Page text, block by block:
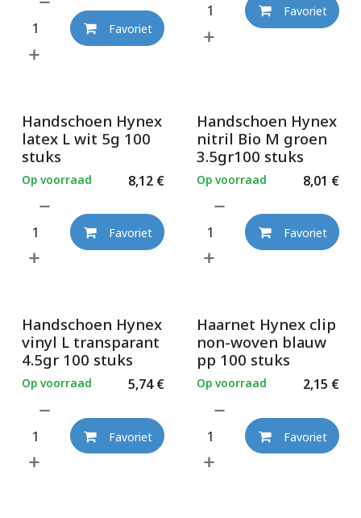
Favoriet
Favoriet
Handschoen Hynex
latex L wit 5g 100
stuks
8,12€
Op voorraad
Favoriet
Handschoen Hynex
nitril Bio M groen
3.5gr100 stuks
8,01 €
Op voorraad
Favoriet
Handschoen Hynex
vinyl L transparant
4.5gr 100 stuks
5,74€
Op voorraad
Favoriet
Haarnet Hynex clip
non-woven blauw
pp 100 stuks
2,15 €
Op voorraad
Favoriet